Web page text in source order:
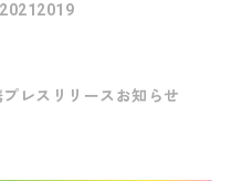
2021 2019
プレスリリース お知らせ